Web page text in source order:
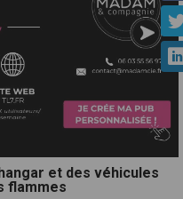
et des véhicules
flammes